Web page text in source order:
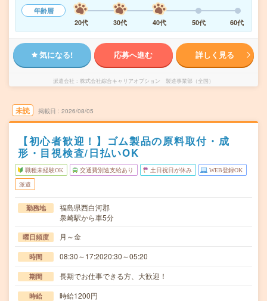
年齢層
20代
30代 40代 50代 60代
気になる! 応募へ進む 詳しく見る
派遣会社 株式会社綜合キャリアオプション 製造事業部（全国）
未読 掲載日 2026/08/05
【初心者歓迎！】ゴム製品の原料取付・成
形・目視検査/日払いOK
職種未経験OK 交通費別途支給あり 土日祝日が休み WEB登録OK
派遣
勤務地
福島県西白河郡
泉崎駅から車5分
曜日頻度 月～金
時間 08:30～17:2020:30～05:20
期間 長期でお仕事できる方、大歓迎！
時給 時給1200円